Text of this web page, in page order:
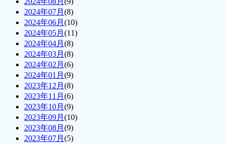
2024年07月 (8)
2024年06月 (10)
2024年05月 (11)
2024年04月 (8)
2024年03月 (8)
2024年02月 (6)
2024年01月 (9)
2023年12月 (8)
2023年11月 (6)
2023年10月 (9)
2023年09月 (10)
2023年08月 (9)
2023年07月 (5)